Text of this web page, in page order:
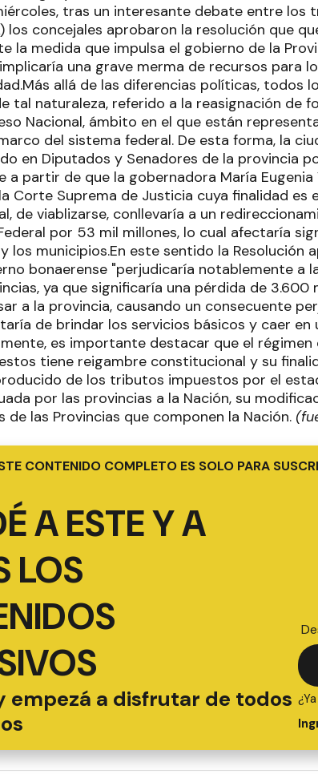
tras un interesante debate entre los
los concejales aprobaron la resolución que
la medida que impulsa el gobierno de la
una grave merma de recursos para
allá de las diferencias políticas, todos
tal naturaleza, referido a la reasignación de
Nacional, ámbito en el que están
del sistema federal. De esta forma, la
en Diputados y Senadores de la provincia
a partir de que la gobernadora María
Corte Suprema de Justicia cuya finalidad es
de viablizarse, conllevaría a un
por 53 mil millones, lo cual afectaría
los municipios.En este sentido la Resolución
bonaerense "perjudicaría notablemente a
ya que significaría una pérdida de 3.600
a la provincia, causando un consecuente
de brindar los servicios básicos y caer en
es importante destacar que el
tiene reigambre constitucional y su
de los tributos impuestos por el
por las provincias a la Nación, su
de las Provincias que componen la Nación.
CONTENIDO COMPLETO ES SOLO PARA
A ESTE Y A
LOS
empezá a disfrutar de todos